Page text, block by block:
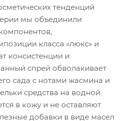
тенденций
мы объединили
класса «люкс» и
консистенции и
спрей обволакивает
сада с нотами жасмина и
средства на водной
в кожу и не оставляют
добавки в виде масел